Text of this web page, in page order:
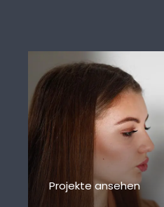
Projekte ansehen